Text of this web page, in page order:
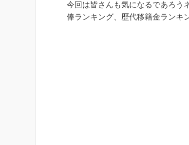
今回は皆さんも気になるであろう
俸ランキング、歴代移籍金ランキ